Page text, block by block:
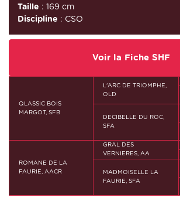
Taille : 169 cm
Discipline : CSO
Voir la Fiche SHF
QLASSIC BOIS
MARGOT, SFB
L'ARC DE TRIOMPHE,
OLD
DECIBELLE DU ROC,
SFA
ROMANE DE LA
FAURIE, AACR
GRAL DES
VERNIERES, AA
MADMOISELLE LA
FAURIE, SFA